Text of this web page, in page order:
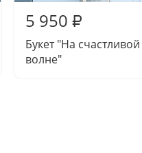
5 950 ₽
Букет "На счастливой
волне"